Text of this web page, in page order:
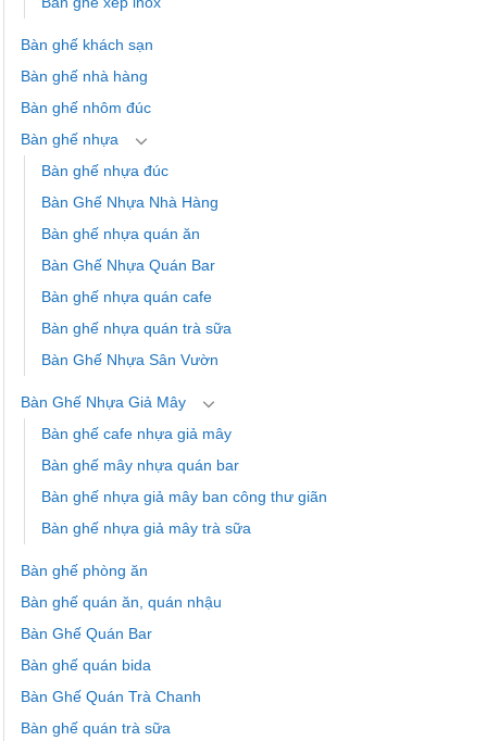
Bàn ghế khách sạn
Bàn ghế nhà hàng
Bàn ghế nhôm đúc
Bàn ghế nhựa
Bàn ghế nhựa đúc
Bàn Ghế Nhựa Nhà Hàng
Bàn ghế nhựa quán ăn
Bàn Ghế Nhựa Quán Bar
Bàn ghế nhựa quán cafe
Bàn ghế nhựa quán trà sữa
Bàn Ghế Nhựa Sân Vườn
Bàn Ghế Nhựa Giả Mây
Bàn ghế cafe nhựa giả mây
Bàn ghế mây nhựa quán bar
Bàn ghế nhựa giả mây ban công thư giãn
Bàn ghế nhựa giả mây trà sữa
Bàn ghế phòng ăn
Bàn ghế quán ăn, quán nhậu
Bàn Ghế Quán Bar
Bàn ghế quán bida
Bàn Ghế Quán Trà Chanh
Bàn ghế quán trà sữa